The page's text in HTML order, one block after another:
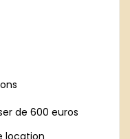
de 600 euros